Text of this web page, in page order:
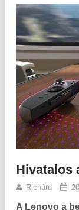
Hivatalos
Richárd
A Lenovo a